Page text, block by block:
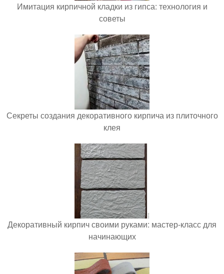
Имитация кирпичной кладки из гипса: технология и
советы
Секреты создания декоративного кирпича из плиточного
клея
Декоративный кирпич своими руками: мастер-класс для
начинающих